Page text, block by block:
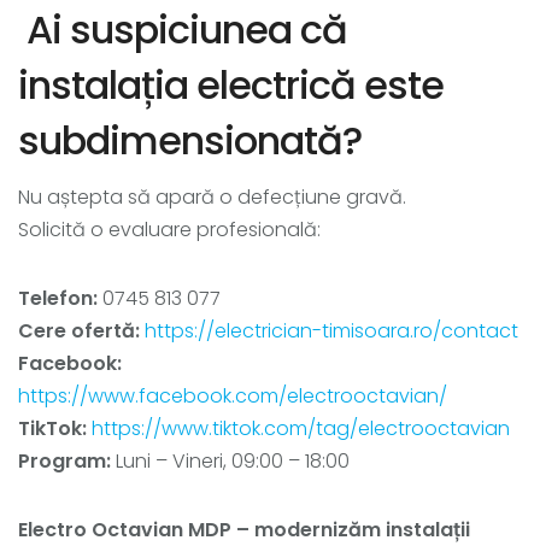
Ai suspiciunea că
instalația electrică este
subdimensionată?
Nu aștepta să apară o defecțiune gravă.
Solicită o evaluare profesională:
Telefon: 0745 813 077
Cere ofertă:https://electrician-timisoara.ro/contact
Facebook:
https://www.facebook.com/electrooctavian/
TikTok:https://www.tiktok.com/tag/electrooctavian
Program:Luni – Vineri, 09:00 – 18:00
Electro Octavian MDP – modernizăm instalații